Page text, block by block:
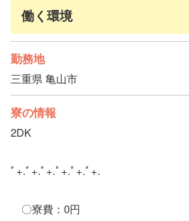
働く環境
勤務地
三重県 亀山市
寮の情報
2DK
ﾟ+.ﾟ+.ﾟ+.ﾟ+.ﾟ+.ﾟ+.
〇寮費：0円